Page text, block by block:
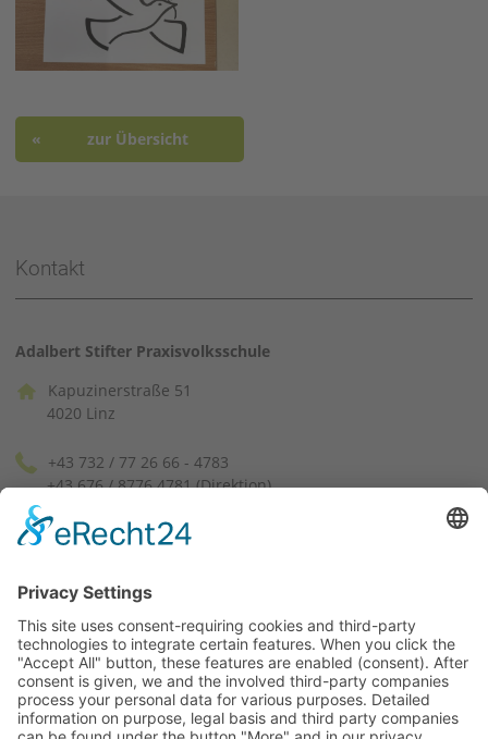
zur Übersicht
Kontakt
Adalbert Stifter Praxisvolksschule
Kapuzinerstraße 51
4020 Linz
+43 732 / 77 26 66 - 4783
+43 676 / 8776 4781 (Direktion)
pvssek[at]ph-linz.at
(instagram)
Lageplan